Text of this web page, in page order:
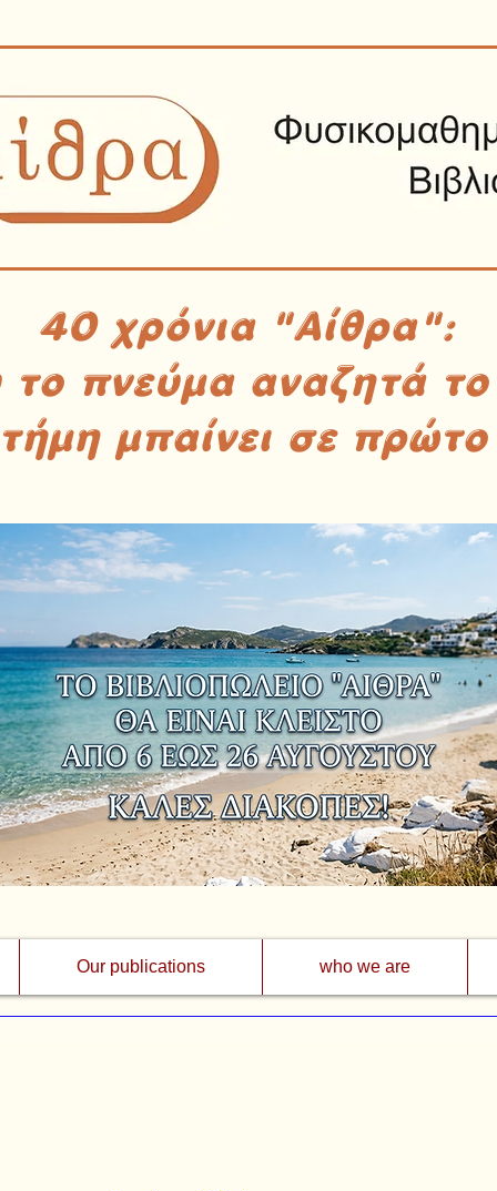
40 χρόνια "Αίθρα":
το πνεύμα αναζητά
μπαίνει σε
Our publications who we are